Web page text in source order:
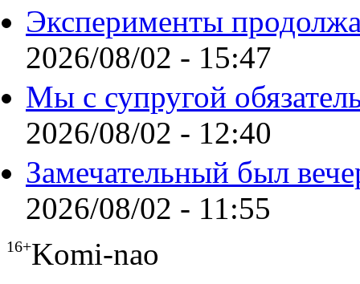
Эксперименты
2026/08/02 - 15:47
Мы с супругой
2026/08/02 - 12:40
Замечательный был
2026/08/02 - 11:55
16+Komi-nao